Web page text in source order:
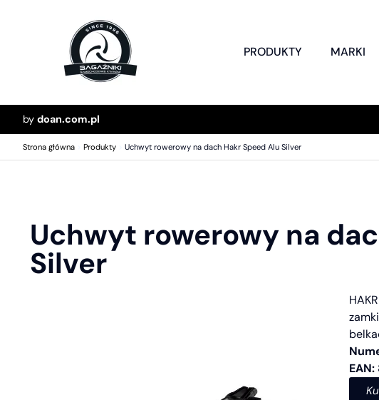
PRODUKTY MARKI
by doan.com.pl
Strona główna Produkty Uchwyt rowerowy na dach Hakr Speed Alu Silver
Uchwyt rowerowy na
Silver
EAN: